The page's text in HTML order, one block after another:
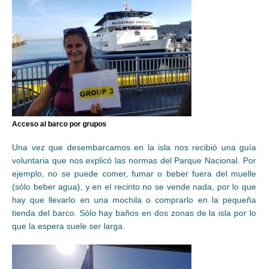
Acceso al barco por grupos
Una vez que desembarcamos en la isla nos recibió una guía
voluntaria que nos explicó las normas del Parque Nacional. Por
ejemplo, no se puede comer, fumar o beber fuera del muelle
(sólo beber agua), y en el recinto no se vende nada, por lo que
hay que llevarlo en una mochila o comprarlo en la pequeña
tienda del barco. Sólo hay baños en dos zonas de la isla por lo
que la espera suele ser larga.